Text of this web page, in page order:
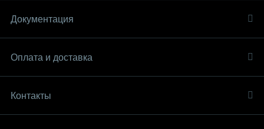
Документация
Оплата и доставка
Контакты